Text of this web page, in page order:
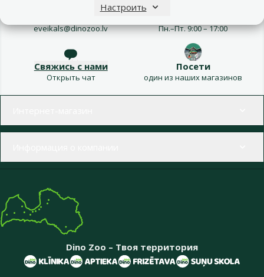
Настроить
eveikals@dinozoo.lv Пн.–Пт. 9:00 – 17:00
Свяжись с нами
Открыть чат
Посети
один из наших магазинов
Dino Zoo – Твоя территория